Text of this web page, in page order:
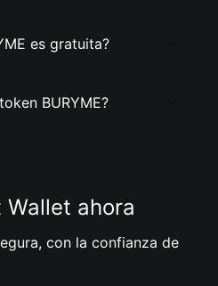
es gratuita?
BURYME?
ahora
con la confianza de